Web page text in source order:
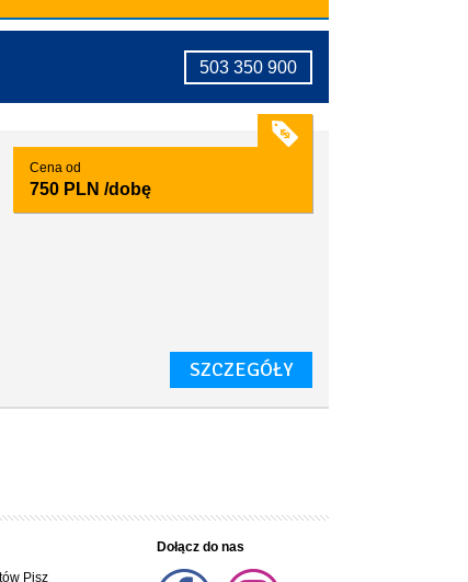
do 10 lat
503 350 900
Cena od
750 PLN /dobę
SZCZEGÓŁY
Pisz
Dołącz do nas